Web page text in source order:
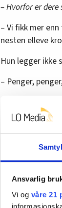
Ansvarlig
Vi og våre 21
– Hvorfor er dere
– Vi fikk mer
nesten elleve
Hun legger ikke
– Penger,
som mange
Dette ble
Lønn
Generelt